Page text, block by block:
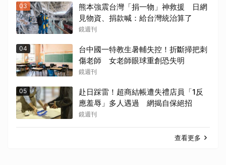
03
熊本強震台灣「捐一物」神救援 日網
見物資、捐款喊：給台灣統治算了
鏡週刊
04
台中國一特教生暑輔失控！折斷掃把刺
傷老師 女老師眼球重創恐失明
鏡週刊
05
赴日踩雷！超商結帳遭失禮店員「1反
應羞辱」多人遇過 網揭自保絕招
鏡週刊
查看更多